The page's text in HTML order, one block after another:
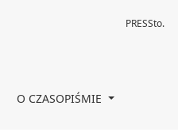
O CZASOPIŚMIE
PRESSto.